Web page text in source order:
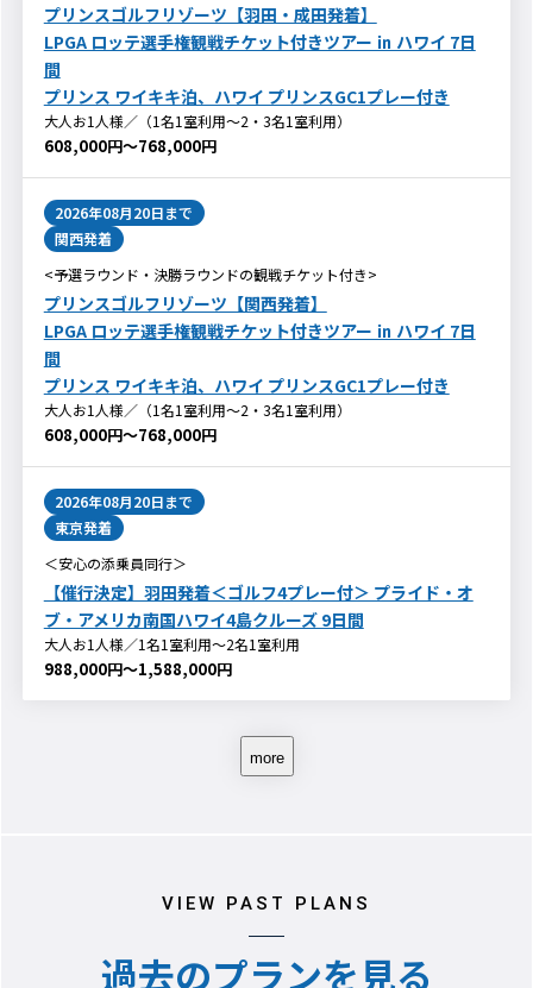
プリンスゴルフリゾーツ【羽田・成田発着】
LPGA ロッテ選手権観戦チケット付きツアー ㏌ ハワイ 7日
間
プリンス ワイキキ泊、ハワイ プリンスGC1プレー付き
大人お1人様／（1名1室利用～2・3名1室利用）
608,000円～768,000円
2026年08月20日まで
関西発着
<予選ラウンド・決勝ラウンドの観戦チケット付き>
プリンスゴルフリゾーツ【関西発着】
LPGA ロッテ選手権観戦チケット付きツアー ㏌ ハワイ 7日
間
プリンス ワイキキ泊、ハワイ プリンスGC1プレー付き
大人お1人様／（1名1室利用～2・3名1室利用）
608,000円～768,000円
2026年08月20日まで
東京発着
＜安心の添乗員同行＞
【催行決定】羽田発着＜ゴルフ4プレー付＞ プライド・オ
ブ・アメリカ南国ハワイ4島クルーズ 9日間
大人お1人様／1名1室利用～2名1室利用
988,000円～1,588,000円
more
VIEW PAST PLANS
過去のプランを見る